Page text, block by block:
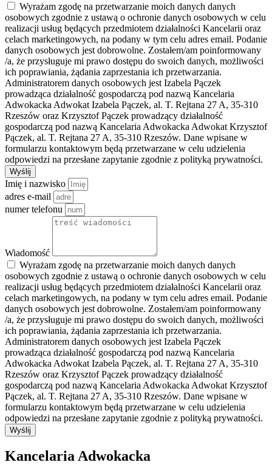
Wyrażam zgodę na przetwarzanie moich danych danych
osobowych zgodnie z ustawą o ochronie danych osobowych w celu
realizacji usług będących przedmiotem działalności Kancelarii oraz
celach marketingowych, na podany w tym celu adres email. Podanie
danych osobowych jest dobrowolne. Zostałem/am poinformowany
/a, że przysługuje mi prawo dostępu do swoich danych, możliwości
ich poprawiania, żądania zaprzestania ich przetwarzania.
Administratorem danych osobowych jest Izabela Pączek
prowadząca działalność gospodarczą pod nazwą Kancelaria
Adwokacka Adwokat Izabela Pączek, al. T. Rejtana 27 A, 35-310
Rzeszów oraz Krzysztof Pączek prowadzący działalność
gospodarczą pod nazwą Kancelaria Adwokacka Adwokat Krzysztof
Pączek, al. T. Rejtana 27 A, 35-310 Rzeszów. Dane wpisane w
formularzu kontaktowym będą przetwarzane w celu udzielenia
odpowiedzi na przesłane zapytanie zgodnie z polityką prywatności.
Wyślij
Imię i nazwisko
adres e-mail
numer telefonu
Wiadomość
Wyrażam zgodę na przetwarzanie moich danych danych
osobowych zgodnie z ustawą o ochronie danych osobowych w celu
realizacji usług będących przedmiotem działalności Kancelarii oraz
celach marketingowych, na podany w tym celu adres email. Podanie
danych osobowych jest dobrowolne. Zostałem/am poinformowany
/a, że przysługuje mi prawo dostępu do swoich danych, możliwości
ich poprawiania, żądania zaprzestania ich przetwarzania.
Administratorem danych osobowych jest Izabela Pączek
prowadząca działalność gospodarczą pod nazwą Kancelaria
Adwokacka Adwokat Izabela Pączek, al. T. Rejtana 27 A, 35-310
Rzeszów oraz Krzysztof Pączek prowadzący działalność
gospodarczą pod nazwą Kancelaria Adwokacka Adwokat Krzysztof
Pączek, al. T. Rejtana 27 A, 35-310 Rzeszów. Dane wpisane w
formularzu kontaktowym będą przetwarzane w celu udzielenia
odpowiedzi na przesłane zapytanie zgodnie z polityką prywatności.
Wyślij
Kancelaria Adwokacka